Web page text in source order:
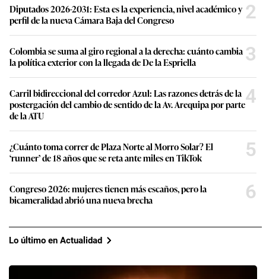
Diputados 2026-2031: Esta es la experiencia, nivel académico y
perfil de la nueva Cámara Baja del Congreso
2
Colombia se suma al giro regional a la derecha: cuánto cambia
la política exterior con la llegada de De la Espriella
3
Carril bidireccional del corredor Azul: Las razones detrás de la
postergación del cambio de sentido de la Av. Arequipa por parte
de la ATU
4
¿Cuánto toma correr de Plaza Norte al Morro Solar? El
‘runner’ de 18 años que se reta ante miles en TikTok
5
Congreso 2026: mujeres tienen más escaños, pero la
bicameralidad abrió una nueva brecha
6
Lo último en Actualidad